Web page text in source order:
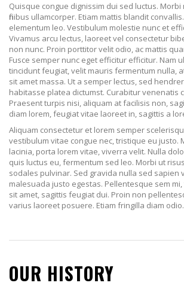
Quisque congue dignissim dui sed luctus. Morbi
finibus ullamcorper. Etiam mattis blandit
elementum leo. Vestibulum molestie nunc et
Vivamus arcu lectus, laoreet vel consectetur
non nunc. Proin porttitor velit odio, ac mattis
Fusce semper nunc eget efficitur efficitur. Nam
tincidunt feugiat, velit mauris fermentum nulla,
sit amet massa. Ut a semper lectus, sed
habitasse platea dictumst. Curabitur venenatis
Praesent turpis nisi, aliquam at facilisis non,
diam lorem, feugiat vitae laoreet in, sagittis a
Aliquam consectetur et lorem semper
vestibulum vitae congue nec, tristique eu justo.
lacinia, porta lorem vitae, viverra velit. Nulla
quis luctus eu, fermentum sed leo. Morbi ut
sodales pulvinar. Sed gravida nulla sed sapien
malesuada justo egestas. Pellentesque sem
sit amet, sagittis feugiat dui. Proin non
varius laoreet posuere. Etiam fringilla diam odio.
OUR HISTORY